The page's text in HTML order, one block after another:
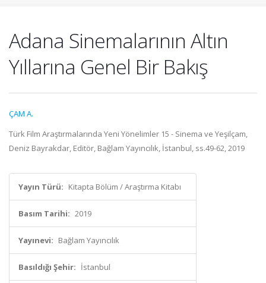
Adana Sinemalarının Altın
Yıllarına Genel Bir Bakış
ÇAM A.
Türk Film Araştırmalarında Yeni Yönelimler 15 - Sinema ve Yeşilçam,
Deniz Bayrakdar, Editör, Bağlam Yayıncılık, İstanbul, ss.49-62, 2019
Yayın Türü: Kitapta Bölüm / Araştırma Kitabı
Basım Tarihi: 2019
Yayınevi: Bağlam Yayıncılık
Basıldığı Şehir: İstanbul